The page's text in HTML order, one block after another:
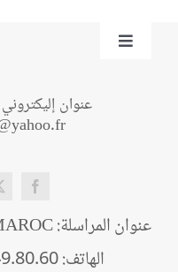
Toggle
عنوان
عنوان المراسلة: B.P 1378, Agadir , MAROC
الهاتف: Tel (002126)6.41.49.80.60